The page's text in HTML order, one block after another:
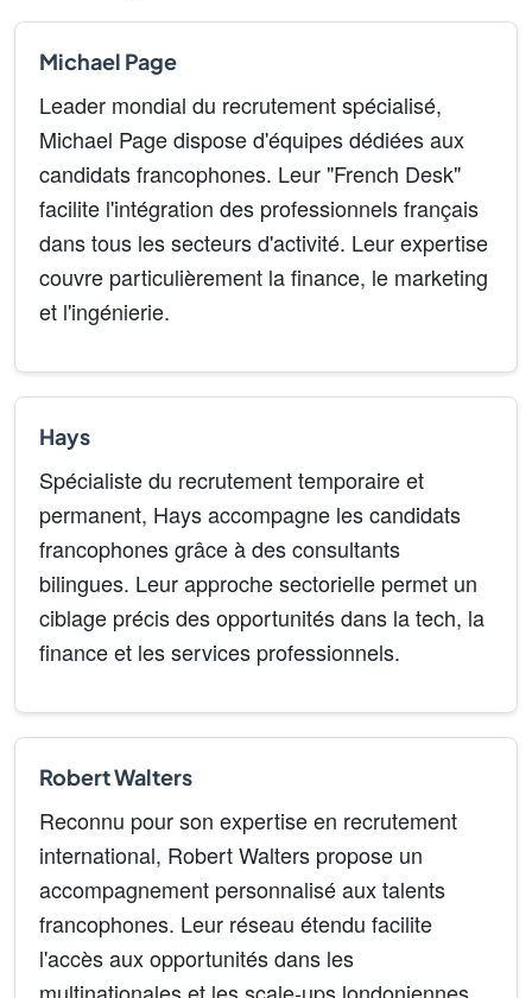
Michael Page
Leader mondial du recrutement spécialisé,
Michael Page dispose d'équipes dédiées aux
candidats francophones. Leur "French Desk"
facilite l'intégration des professionnels français
dans tous les secteurs d'activité. Leur expertise
couvre particulièrement la finance, le marketing
et l'ingénierie.
Hays
Spécialiste du recrutement temporaire et
permanent, Hays accompagne les candidats
francophones grâce à des consultants
bilingues. Leur approche sectorielle permet un
ciblage précis des opportunités dans la tech, la
finance et les services professionnels.
Robert Walters
Reconnu pour son expertise en recrutement
international, Robert Walters propose un
accompagnement personnalisé aux talents
francophones. Leur réseau étendu facilite
l'accès aux opportunités dans les
multinationales et les scale-ups londoniennes.